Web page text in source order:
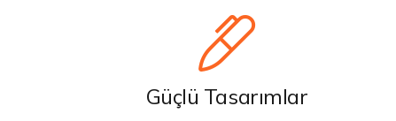
Güçlü Tasarımlar